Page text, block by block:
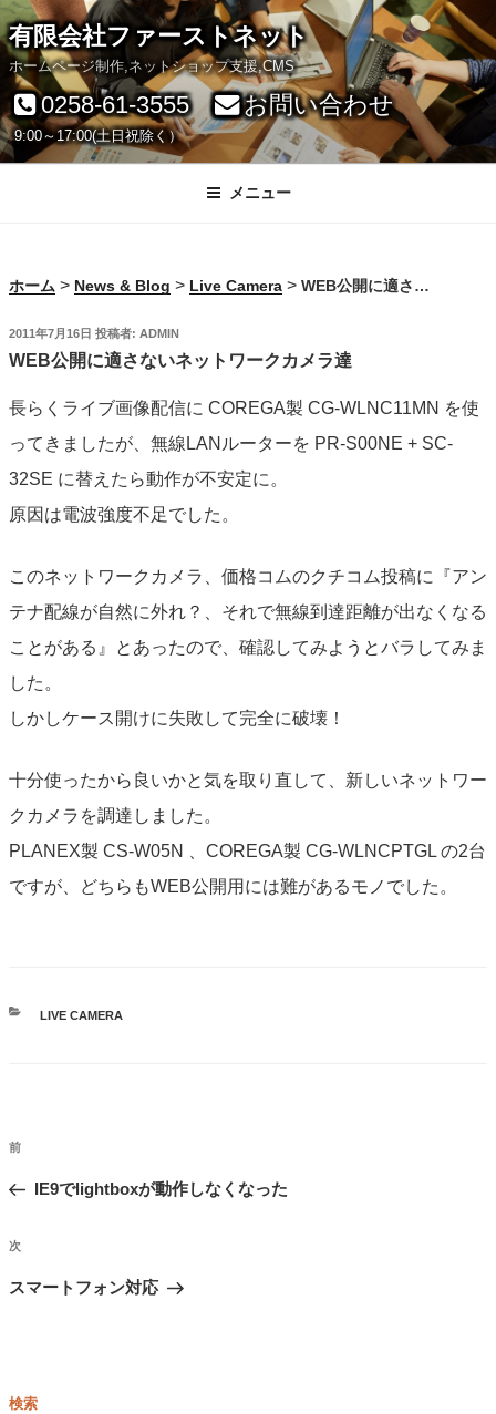
コ
ン
テ
ン
ツ
ッ
プ
有限会社ファーストネット
ホームページ制作,ネットショップ支援,CMS
0258-61-3555
9:00～17:00(土日祝除く）
お問い合わせ
メニュー
ホーム > News & Blog > Live Camera > WEB公開に適さないネットワークカメラ達
投
稿
2011年7月16日 投稿者: ADMIN
WEB公開に適さないネットワークカメラ達
長らくライブ画像配信に COREGA製 CG-WLNC11MN を使
ってきましたが、無線LANルーターを PR-S00NE + SC-
32SE に替えたら動作が不安定に。
原因は電波強度不足でした。
このネットワークカメラ、価格コムのクチコム投稿に『アン
テナ配線が自然に外れ？、それで無線到達距離が出なくなる
ことがある』とあったので、確認してみようとバラしてみま
した。
しかしケース開けに失敗して完全に破壊！
十分使ったから良いかと気を取り直して、新しいネットワー
クカメラを調達しました。
PLANEX製 CS-W05N 、COREGA製 CG-WLNCPTGL の2台
ですが、どちらもWEB公開用には難があるモノでした。
カ
LIVE CAMERA
ナ
ゲ
ー
前
の
稿
前
IE9でlightboxが動作しなくなった
次
の
次
スマートフォン対応
検索